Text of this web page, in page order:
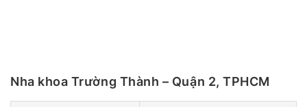
Nha khoa Trường Thành – Quận 2, TPHCM